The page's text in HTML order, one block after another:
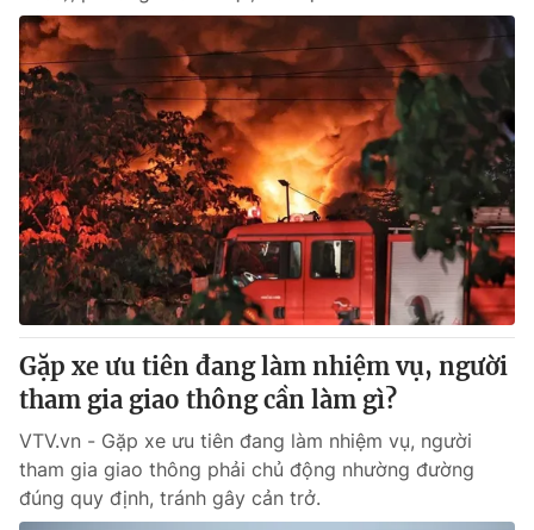
Gặp xe ưu tiên đang làm nhiệm vụ, người
tham gia giao thông cần làm gì?
VTV.vn - Gặp xe ưu tiên đang làm nhiệm vụ, người
tham gia giao thông phải chủ động nhường đường
đúng quy định, tránh gây cản trở.